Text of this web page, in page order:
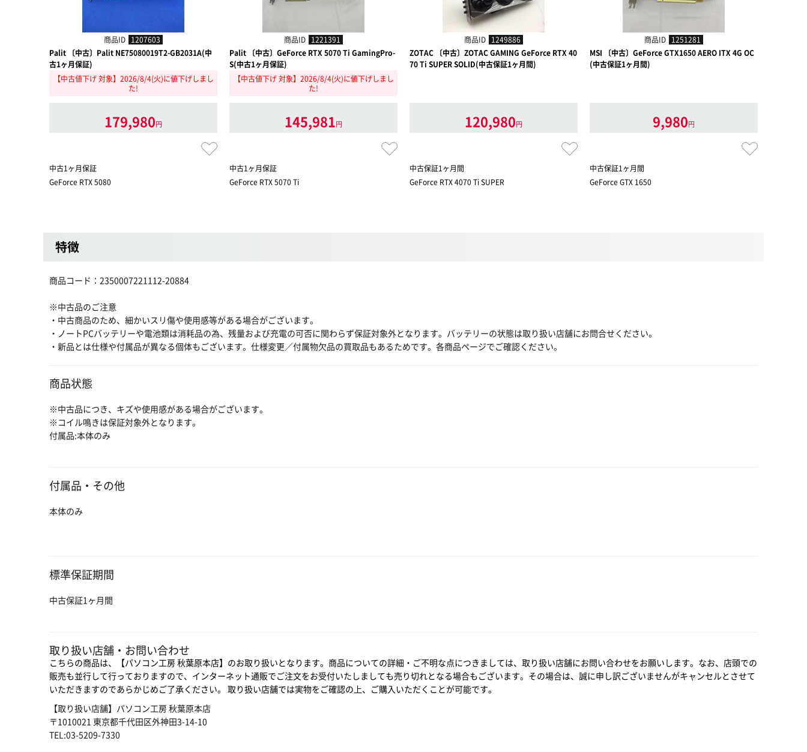
商品ID 1207603
Palit 〔中古〕Palit NE75080019T2-GB2031A(中
古1ヶ月保証)
【中古値下げ 対象】2026/8/4(火)に値下げしまし
た!
179,980円
中古1ヶ月保証
GeForce RTX 5080
商品ID 1221391
Palit 〔中古〕GeForce RTX 5070 Ti GamingPro-
S(中古1ヶ月保証)
【中古値下げ 対象】2026/8/4(火)に値下げしまし
た!
145,981円
中古1ヶ月保証
GeForce RTX 5070 Ti
商品ID 1249886
ZOTAC 〔中古〕ZOTAC GAMING GeForce RTX 40
70 Ti SUPER SOLID(中古保証1ヶ月間)
120,980円
中古保証1ヶ月間
GeForce RTX 4070 Ti SUPER
商品ID 1251281
MSI 〔中古〕GeForce GTX1650 AERO ITX 4G OC
(中古保証1ヶ月間)
9,980円
中古保証1ヶ月間
GeForce GTX 1650
特徴
商品コード：2350007221112-20884
※中古品のご注意
・中古商品のため、細かいスリ傷や使用感等がある場合がございます。
・ノートPCバッテリーや電池類は消耗品の為、残量および充電の可否に関わらず保証対象外となります。バッテリーの状態は取り扱い店舗にお問合せください。
・新品とは仕様や付属品が異なる個体もございます。仕様変更／付属物欠品の買取品もあるためです。各商品ページでご確認ください。
商品状態
※中古品につき、キズや使用感がある場合がございます。
※コイル鳴きは保証対象外となります。
付属品:本体のみ
付属品・その他
本体のみ
標準保証期間
中古保証1ヶ月間
取り扱い店舗・お問い合わせ
こちらの商品は、【パソコン工房 秋葉原本店】のお取り扱いとなります。商品についての詳細・ご不明な点につきましては、取り扱い店舗にお問い合わせをお願いします。なお、店頭での
販売も並行して行っておりますので、インターネット通販でご注文をお受付いたしましても売り切れとなる場合もございます。その場合は、誠に申し訳ございませんがキャンセルとさせて
いただきますのであらかじめご了承ください。 取り扱い店舗では実物をご確認の上、ご購入いただくことが可能です。
【取り扱い店舗】パソコン工房 秋葉原本店
〒1010021 東京都千代田区外神田3-14-10
TEL:03-5209-7330